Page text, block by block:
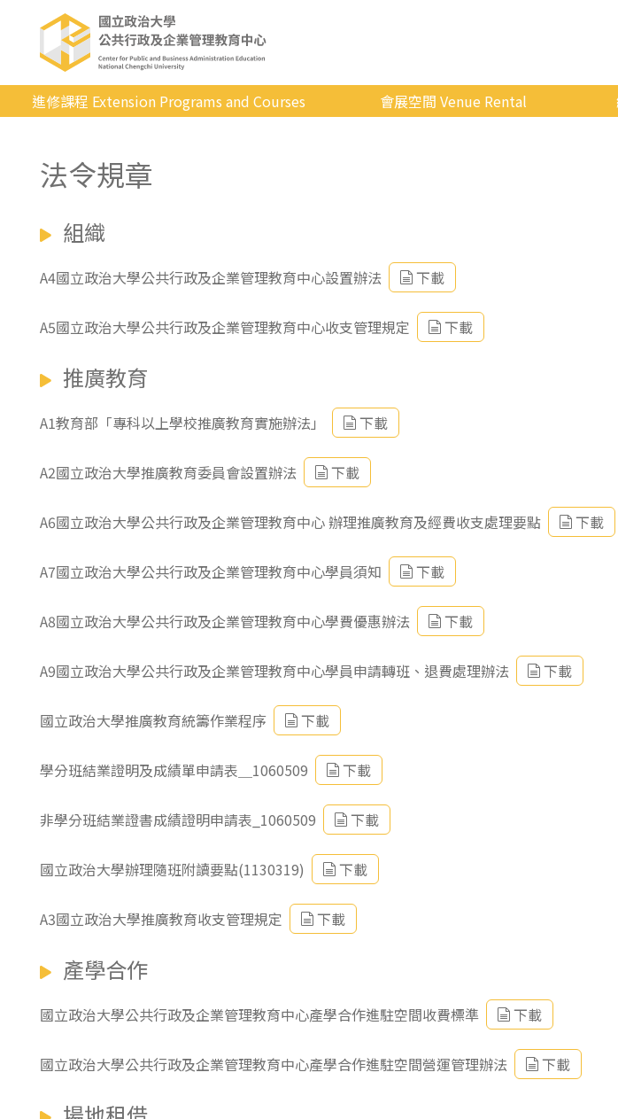
進修課程 Extension Programs and Courses
專業/學分
科技/生活
東南亞語
採購專業
隨班附讀
會展空間 Venue Rental
會展快訊
歷年活動
法令規章
組織
A4國立政治大學公共行政及企業管理教育中心設置辦法 下載
A5國立政治大學公共行政及企業管理教育中心收支管理規定 下載
推廣教育
A1教育部「專科以上學校推廣教育實施辦法」 下載
A2國立政治大學推廣教育委員會設置辦法 下載
A6國立政治大學公共行政及企業管理教育中心 辦理推廣教育及經費收支處理要點 下載
A7國立政治大學公共行政及企業管理教育中心學員須知 下載
A8國立政治大學公共行政及企業管理教育中心學費優惠辦法 下載
A9國立政治大學公共行政及企業管理教育中心學員申請轉班、退費處理辦法 下載
國立政治大學推廣教育統籌作業程序 下載
學分班結業證明及成績單申請表＿1060509 下載
非學分班結業證書成績證明申請表_1060509 下載
國立政治大學辦理隨班附讀要點(1130319) 下載
A3國立政治大學推廣教育收支管理規定 下載
產學合作
國立政治大學公共行政及企業管理教育中心產學合作進駐空間收費標準 下載
國立政治大學公共行政及企業管理教育中心產學合作進駐空間營運管理辦法 下載